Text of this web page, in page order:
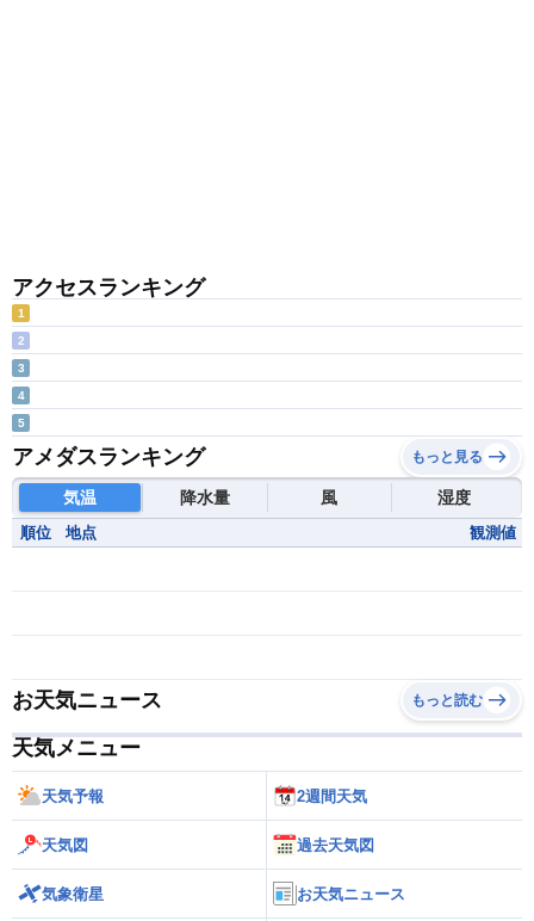
アクセスランキング
1
2
3
4
5
アメダスランキング もっと見る
気温 降水量 風 湿度
順位 地点 観測値
お天気ニュース もっと読む
天気メニュー
天気予報 2週間天気
天気図 過去天気図
気象衛星 お天気ニュース